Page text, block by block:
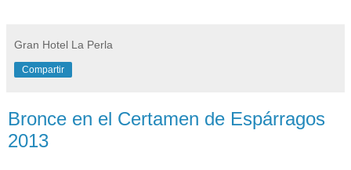
Gran Hotel La Perla
Compartir
Bronce en el Certamen de Espárragos
2013